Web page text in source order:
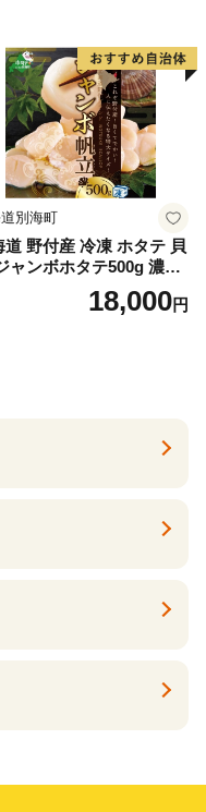
美味しい 贈答 生食用 刺
刺身 刺し身 魚介類 海鮮
厚切り 薄切り ふるさと
ふるさとチョイス チョ
北海道 白糠町
別海町
道 野付産 冷凍 ホタテ 貝
ャンボホタテ500g 濃厚
味と甘み （ほたて ホタ
立 貝柱 ホタテ貝柱 大玉
18,000円